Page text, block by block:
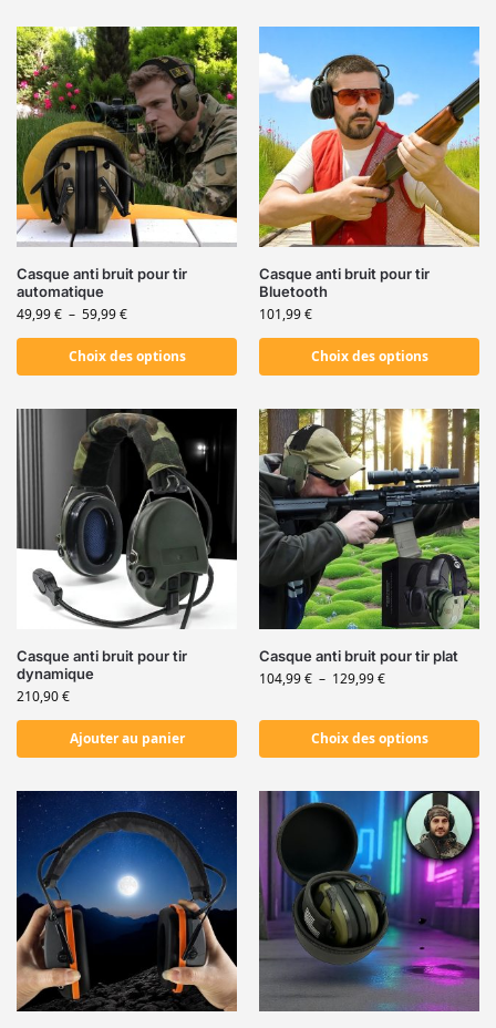
Casque anti bruit pour tir
automatique
49,99€ – 59,99€
Choix des options
Casque anti bruit pour tir
Bluetooth
101,99€
Choix des options
Casque anti bruit pour tir
dynamique
210,90€
Ajouter au panier
Casque anti bruit pour tir plat
104,99€ – 129,99€
Choix des options